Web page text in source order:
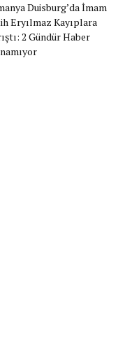
Duisburg’da İmam
Eryılmaz Kayıplara
2 Gündür Haber